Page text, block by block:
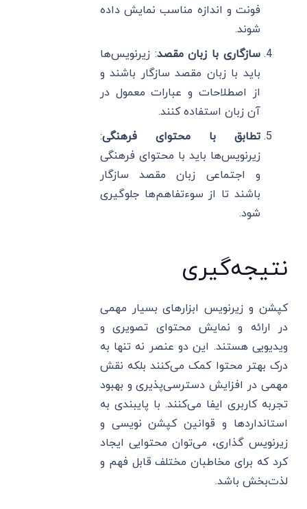
فونت و اندازه مناسب نمایش داده
شوند.
سازگاری با زبان مقصد: زیرنویس‌ها
باید با زبان مقصد سازگار باشند و
از اصطلاحات و عبارات معمول در
آن زبان استفاده کنند.
تطابق با محتوای فرهنگی:
زیرنویس‌ها باید با محتوای فرهنگی
و اجتماعی زبان مقصد سازگار
باشند تا از سوءتفاهم‌ها جلوگیری
شود.
نتیجه‌گیری
کپشن و زیرنویس ابزارهای بسیار مهمی
در ارائه و نمایش محتوای تصویری و
ویدیویی هستند. این دو عنصر نه تنها به
درک بهتر محتوا کمک می‌کنند بلکه نقش
مهمی در افزایش دسترسی‌پذیری و بهبود
تجربه کاربری ایفا می‌کنند. با پایبندی به
استانداردها و قوانین کپشن نویسی و
زیرنویس گذاری، می‌توان محتوایی ایجاد
کرد که برای مخاطبان مختلف قابل فهم و
لذت‌بخش باشد.